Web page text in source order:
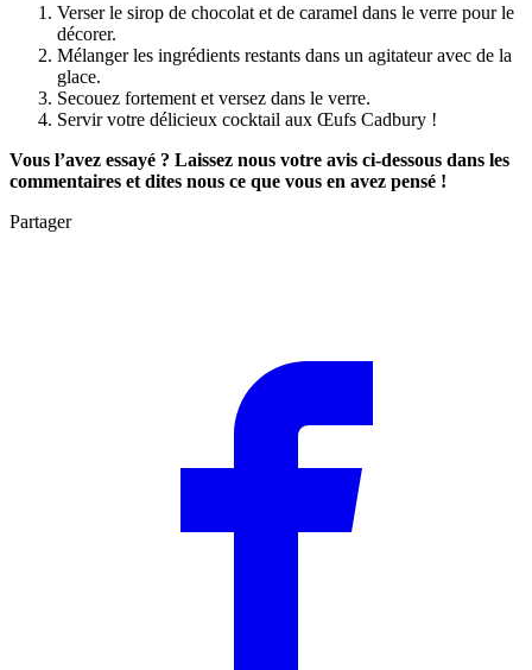
Verser le sirop de chocolat et de caramel dans le verre pour le
décorer.
Mélanger les ingrédients restants dans un agitateur avec de la
glace.
Secouez fortement et versez dans le verre.
Servir votre délicieux cocktail aux Œufs Cadbury !
Vous l’avez essayé ? Laissez nous votre avis ci-dessous dans les
commentaires et dites nous ce que vous en avez pensé !
Partager